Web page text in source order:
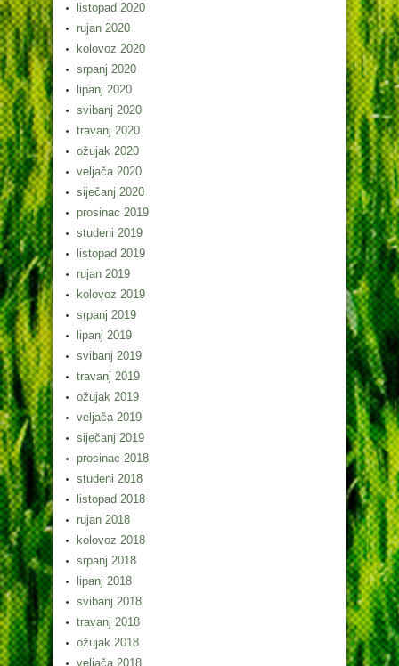
listopad 2020
rujan 2020
kolovoz 2020
srpanj 2020
lipanj 2020
svibanj 2020
travanj 2020
ožujak 2020
veljača 2020
siječanj 2020
prosinac 2019
studeni 2019
listopad 2019
rujan 2019
kolovoz 2019
srpanj 2019
lipanj 2019
svibanj 2019
travanj 2019
ožujak 2019
veljača 2019
siječanj 2019
prosinac 2018
studeni 2018
listopad 2018
rujan 2018
kolovoz 2018
srpanj 2018
lipanj 2018
svibanj 2018
travanj 2018
ožujak 2018
veljača 2018